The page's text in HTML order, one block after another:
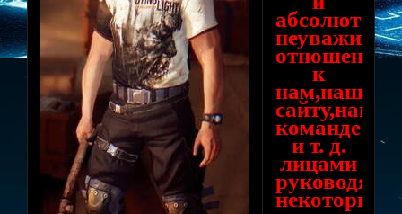
абсолютно
отношения
к
нам,нашему
сайту,нашей
и т. д.
лицами
некоторыми